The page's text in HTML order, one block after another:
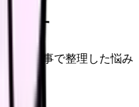
探す
この記事で整理した悩み